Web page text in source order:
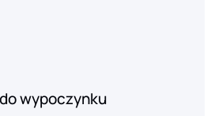
wypoczynku